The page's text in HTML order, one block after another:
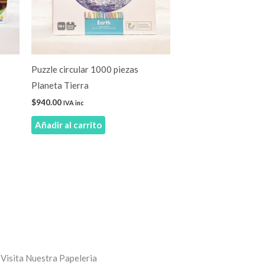
Puzzle circular 1000 piezas
Planeta Tierra
$940.00 IVA inc
Añadir al carrito
Visita Nuestra Papeleria